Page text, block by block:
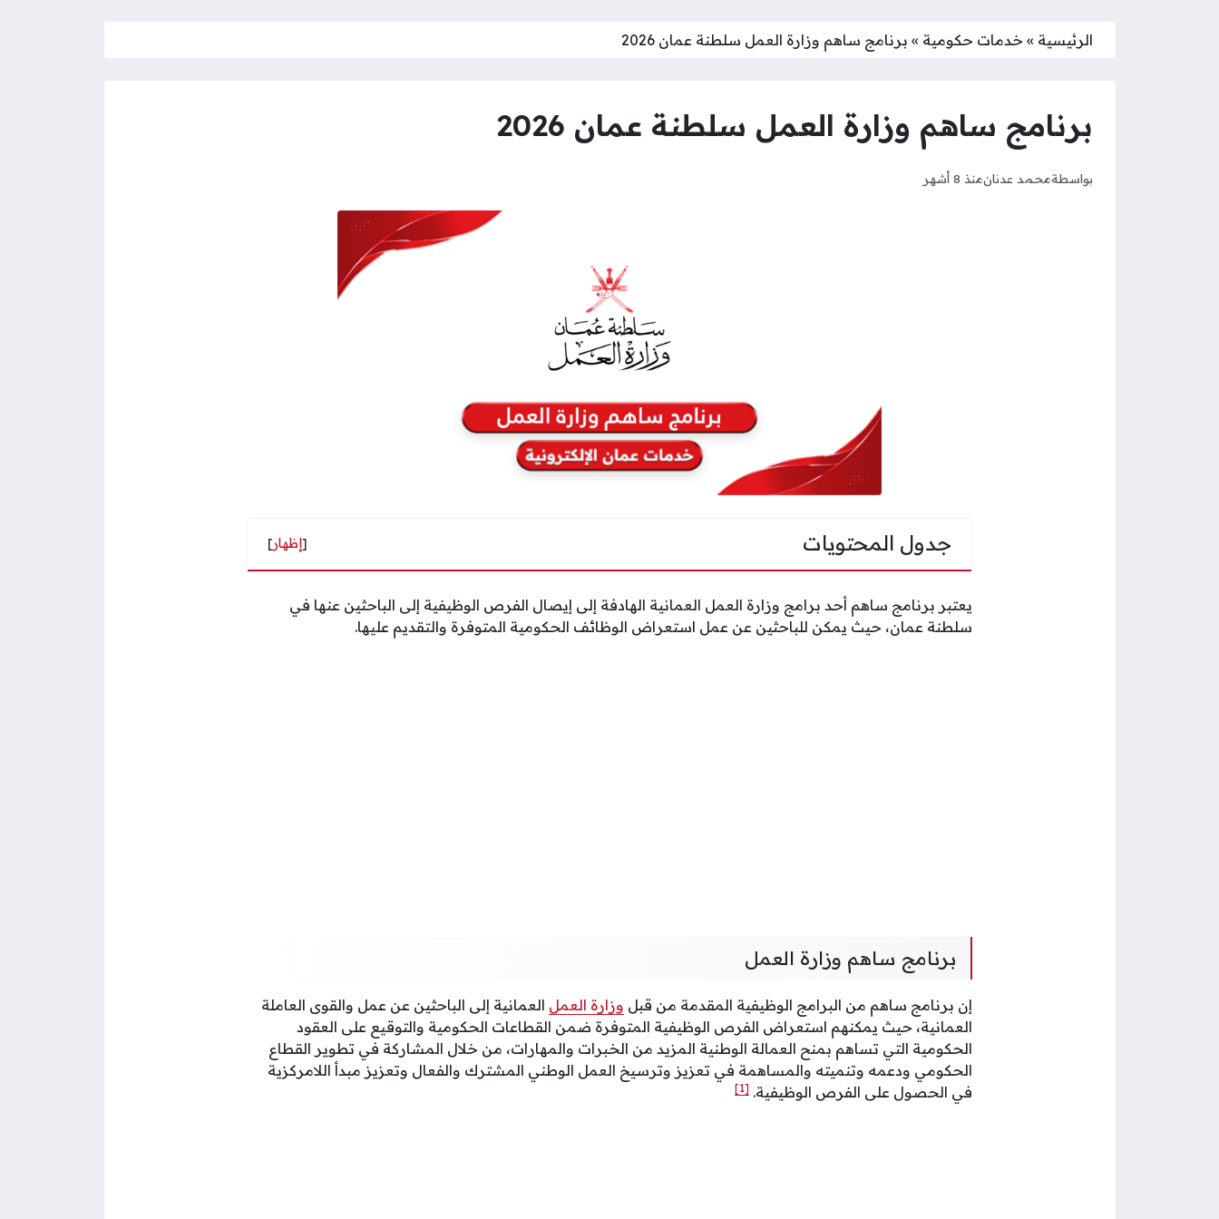
الرئيسية » خدمات حكومية » برنامج ساهم وزارة العمل سلطنة عمان 2026
برنامج ساهم وزارة العمل سلطنة عمان 2026
بواسطةمحمد عدنانمنذ 8 أشهر
جدول المحتويات [إظهار]
يعتبر برنامج ساهم أحد برامج وزارة العمل العمانية الهادفة إلى إيصال الفرص الوظيفية إلى الباحثين عنها في
سلطنة عمان، حيث يمكن للباحثين عن عمل استعراض الوظائف الحكومية المتوفرة والتقديم عليها.
برنامج ساهم وزارة العمل
إن برنامج ساهم من البرامج الوظيفية المقدمة من قبل وزارة العمل العمانية إلى الباحثين عن عمل والقوى العاملة
العمانية، حيث يمكنهم استعراض الفرص الوظيفية المتوفرة ضمن القطاعات الحكومية والتوقيع على العقود
الحكومية التي تساهم بمنح العمالة الوطنية المزيد من الخبرات والمهارات، من خلال المشاركة في تطوير القطاع
الحكومي ودعمه وتنميته والمساهمة في تعزيز وترسيخ العمل الوطني المشترك والفعال وتعزيز مبدأ اللامركزية
في الحصول على الفرص الوظيفية. [1]